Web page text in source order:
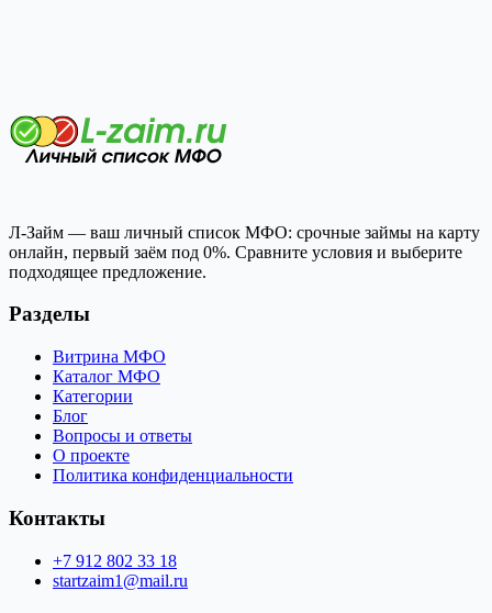
Л-Займ — ваш личный список МФО: срочные займы на карту
онлайн, первый заём под 0%. Сравните условия и выберите
подходящее предложение.
Разделы
Витрина МФО
Каталог МФО
Категории
Блог
Вопросы и ответы
О проекте
Политика конфиденциальности
Контакты
+7 912 802 33 18
startzaim1@mail.ru